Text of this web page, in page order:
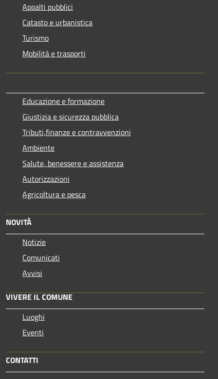
Appalti pubblici
Catasto e urbanistica
Turismo
Mobilità e trasporti
Educazione e formazione
Giustizia e sicurezza pubblica
Tributi,finanze e contravvenzioni
Ambiente
Salute, benessere e assistenza
Autorizzazioni
Agricoltura e pesca
NOVITÀ
Notizie
Comunicati
Avvisi
VIVERE IL COMUNE
Luoghi
Eventi
CONTATTI